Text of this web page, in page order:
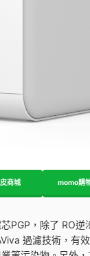
商城 momo購
PGP，除了 RO逆
過濾技術，有